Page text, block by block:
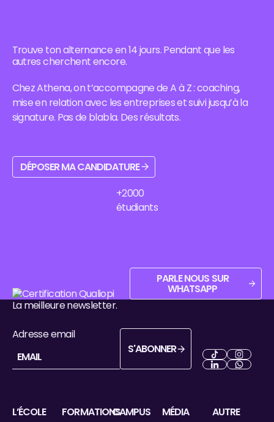
secteurs
porteurs,
méthode
pour signer
ton contrat.
School à Évry-
Courcouronnes
bassin d'emploi
et admission.
Villejuif, ses
formations,
d'emploi et ses
débouchés.
et
Business
School.
Trouve ton alternance en 14 jours. Pendant que les
autres cherchent encore.
Chez Athena, on t’accompagne de A à Z : coaching,
mise en relation avec les entreprises et suivi jusqu’à la
signature. Pas de blabla. Des résultats.
Déposer ma candidature
DÉPOSER MA CANDIDATURE
+2000
étudiants
Parle nous sur WhatsApp
PARLE NOUS SUR
WHATSAPP
Pied de page
La meilleure newsletter.
Adresse email
S'abonner
S'ABONNER
Next Next
L’ÉCOLE FORMATIONSCAMPUS MÉDIA AUTRE